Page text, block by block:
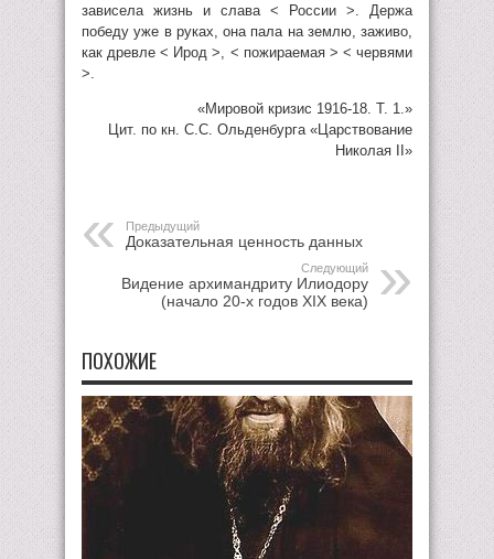
зависела жизнь и слава < России >. Держа
победу уже в руках, она пала на землю, заживо,
как древле < Ирод >, < пожираемая > < червями
>.
«Мировой кризис 1916-18. Т. 1.»
Цит. по кн. С.С. Ольденбурга «Царствование
Николая II»
Предыдущий
Доказательная ценность данных
Следующий
Видение архимандриту Илиодору
(начало 20-х годов XIX века)
ПОХОЖИЕ